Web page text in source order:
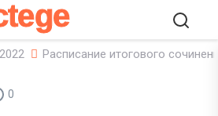
Расписание итогового
0